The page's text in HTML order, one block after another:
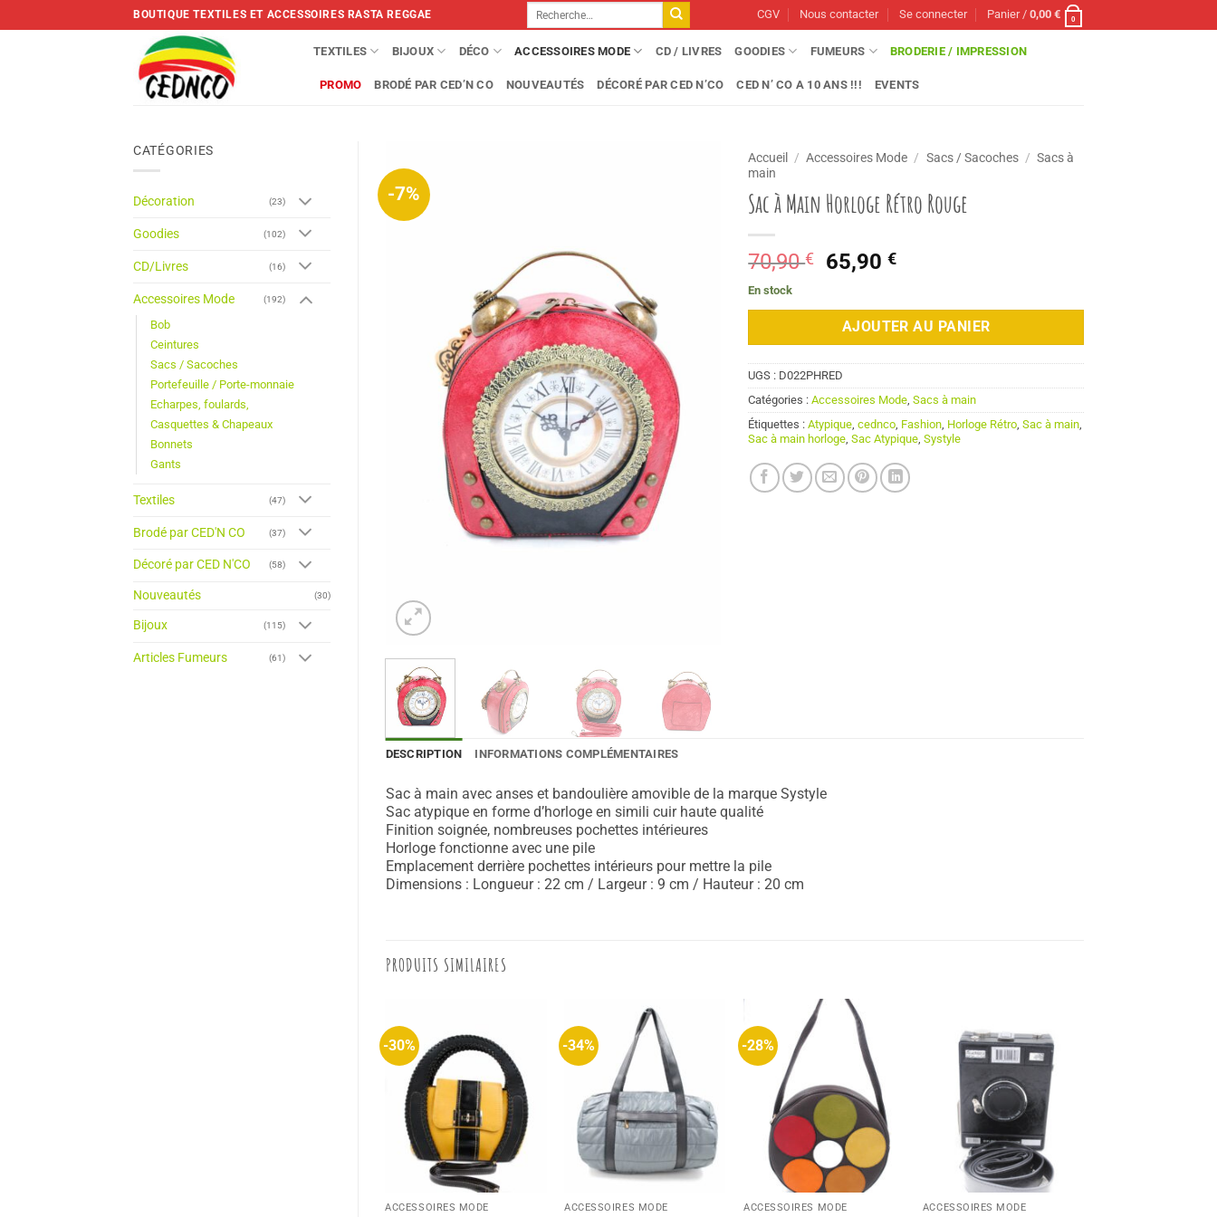
to
BOUTIQUE TEXTILES ET ACCESSOIRES RASTA REGGAE
Recherche
pour :
CGV Nous contacter Se connecter Panier /0,00€ 0
TEXTILES BIJOUX DÉCO ACCESSOIRES MODE CD / LIVRES GOODIES FUMEURS BRODERIE / IMPRESSION
PROMO BRODÉ PAR CED’N CO NOUVEAUTÉS DÉCORÉ PAR CED N’CO CED N’ CO A 10 ANS !!! EVENTS
CATÉGORIES
Décoration (23)
Goodies (102)
CD/Livres (16)
Accessoires Mode (192)
Bob
Ceintures
Sacs / Sacoches
Portefeuille / Porte-monnaie
Echarpes, foulards,
Casquettes & Chapeaux
Bonnets
Gants
Textiles (47)
Brodé par CED'N CO (37)
Décoré par CED N'CO (58)
Nouveautés (30)
Bijoux (115)
Articles Fumeurs (61)
-7%
Accueil / Accessoires Mode / Sacs / Sacoches / Sacs à
main
Sac à Main Horloge Rétro Rouge
70,90€
Le
initial
était :
70,90 €.
65,90€Le
actuel
est :
65,90 €.
En stock
AJOUTER AU PANIER
UGS : D022PHRED
Catégories :Accessoires Mode,Sacs à main
Étiquettes :Atypique,cednco, Fashion, Horloge Rétro,Sac à main,
Sac à main horloge,Sac Atypique,Systyle
DESCRIPTION INFORMATIONS COMPLÉMENTAIRES
Sac à main avec anses et bandoulière amovible de la marque Systyle
Sac atypique en forme d’horloge en simili cuir haute qualité
Finition soignée, nombreuses pochettes intérieures
Horloge fonctionne avec une pile
Emplacement derrière pochettes intérieurs pour mettre la pile
Dimensions : Longueur : 22 cm / Largeur : 9 cm / Hauteur : 20 cm
PRODUITS SIMILAIRES
-30%
ACCESSOIRES MODE
-34%
ACCESSOIRES MODE
-28%
ACCESSOIRES MODE ACCESSOIRES MODE